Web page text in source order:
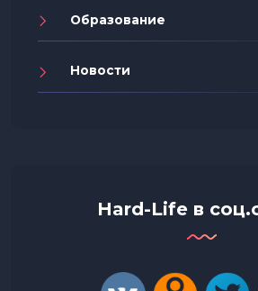
Образование
Новости
Hard-Life в